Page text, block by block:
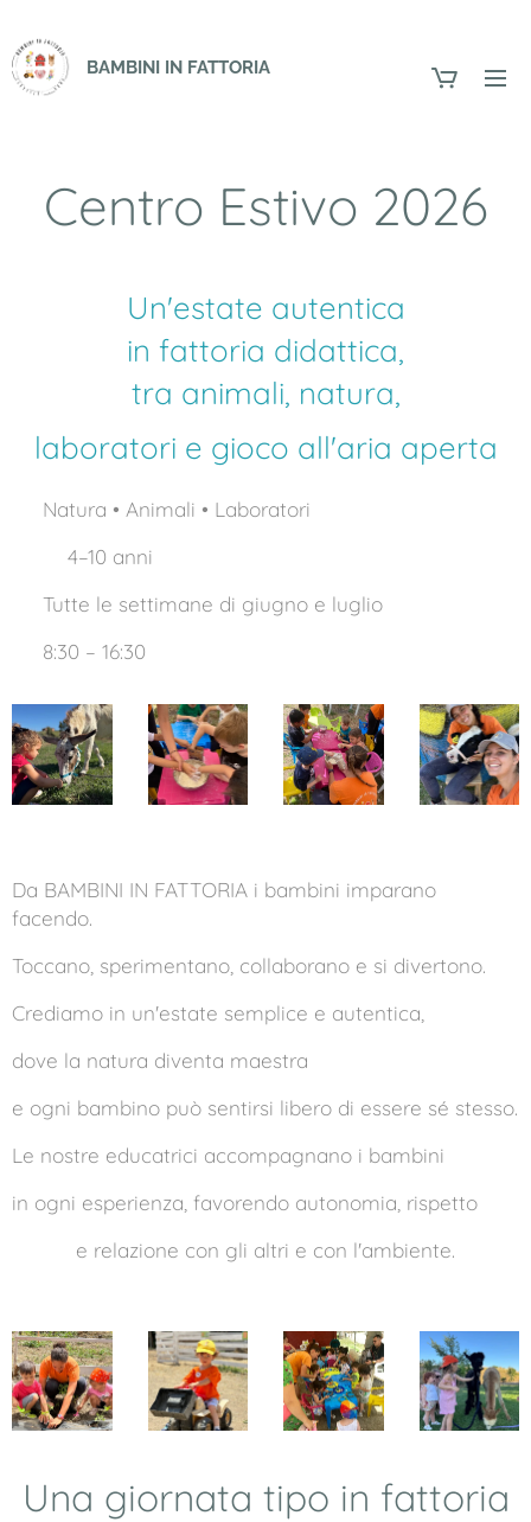
BAMBINI IN FATTORIA
Centro Estivo 2026
Un'estate autentica
in fattoria didattica,
tra animali, natura,
laboratori e gioco all'aria aperta
🌿 Natura • Animali • Laboratori
👧🧒 4–10 anni
📅 Tutte le settimane di giugno e luglio
⏰ 8:30 – 16:30
Da BAMBINI IN FATTORIA i bambini imparano
facendo.
Toccano, sperimentano, collaborano e si divertono.
Crediamo in un'estate semplice e autentica,
dove la natura diventa maestra
e ogni bambino può sentirsi libero di essere sé stesso.
Le nostre educatrici accompagnano i bambini
in ogni esperienza, favorendo autonomia, rispetto
e relazione con gli altri e con l'ambiente.
Una giornata tipo in fattoria